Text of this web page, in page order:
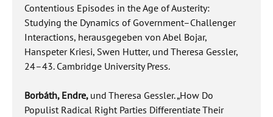
Contentious Episodes in the Age of Austerity:
Studying the Dynamics of Government–Challenger
Interactions, herausgegeben von Abel Bojar,
Hanspeter Kriesi, Swen Hutter, und Theresa Gessler,
24–43. Cambridge University Press.
Borbáth, Endre,und Theresa Gessler. „How Do
Populist Radical Right Parties Differentiate Their